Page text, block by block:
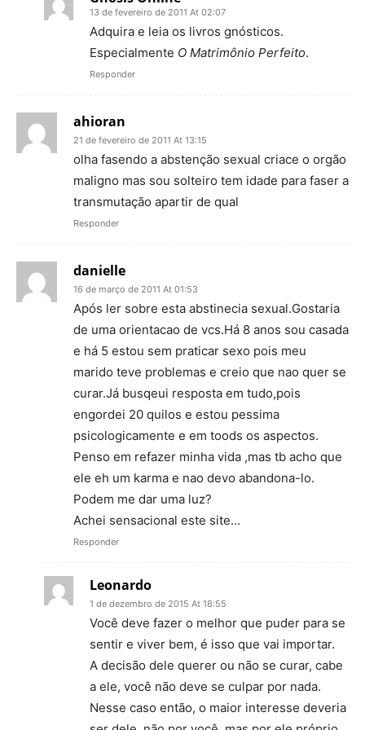
13 de fevereiro de 2011 At 02:07
Adquira e leia os livros gnósticos.
Especialmente O Matrimônio Perfeito.
Responder
ahioran
21 de fevereiro de 2011 At 13:15
olha fasendo a abstenção sexual criace o orgão
maligno mas sou solteiro tem idade para faser a
transmutação apartir de qual
Responder
danielle
16 de março de 2011 At 01:53
Após ler sobre esta abstinecia sexual.Gostaria
de uma orientacao de vcs.Há 8 anos sou casada
e há 5 estou sem praticar sexo pois meu
marido teve problemas e creio que nao quer se
curar.Já busqeui resposta em tudo,pois
engordei 20 quilos e estou pessima
psicologicamente e em toods os aspectos.
Penso em refazer minha vida ,mas tb acho que
ele eh um karma e nao devo abandona-lo.
Podem me dar uma luz?
Achei sensacional este site…
Responder
Leonardo
1 de dezembro de 2015 At 18:55
Você deve fazer o melhor que puder para se
sentir e viver bem, é isso que vai importar.
A decisão dele querer ou não se curar, cabe
a ele, você não deve se culpar por nada.
Nesse caso então, o maior interesse deveria